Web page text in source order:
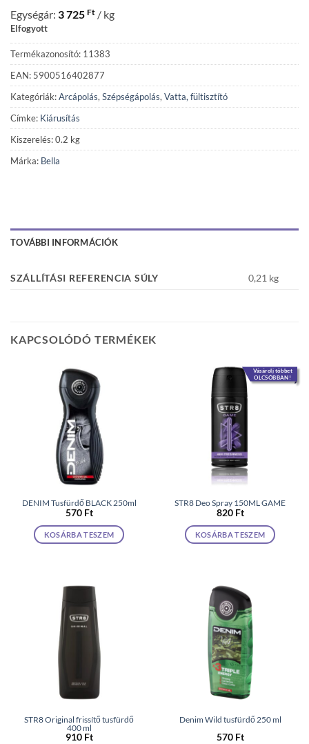
Egységár: 3 725 Ft / kg
Elfogyott
Termékazonosító: 11383
EAN: 5900516402877
Kategóriák:Arcápolás, Szépségápolás, Vatta, fültisztító
Címke: Kiárusítás
Kiszerelés: 0.2 kg
Márka: Bella
TOVÁBBI INFORMÁCIÓK
SZÁLLÍTÁSI REFERENCIA SÚLY 0,21 kg
KAPCSOLÓDÓ TERMÉKEK
DENIM Tusfürdő BLACK 250ml
570 Ft
KOSÁRBA TESZEM
Vásárolj többet
OLCSÓBBAN!
STR8 Deo Spray 150ML GAME
820 Ft
KOSÁRBA TESZEM
STR8 Original frissítő tusfürdő
400 ml
910 Ft
Denim Wild tusfürdő 250 ml
570 Ft